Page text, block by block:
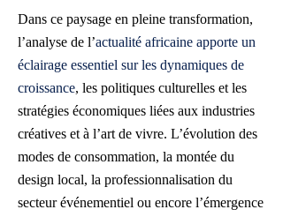
Dans ce paysage en pleine transformation,
l’analyse de l’actualité africaine apporte un
éclairage essentiel sur les dynamiques de
croissance, les politiques culturelles et les
stratégies économiques liées aux industries
créatives et à l’art de vivre. L’évolution des
modes de consommation, la montée du
design local, la professionnalisation du
secteur événementiel ou encore l’émergence